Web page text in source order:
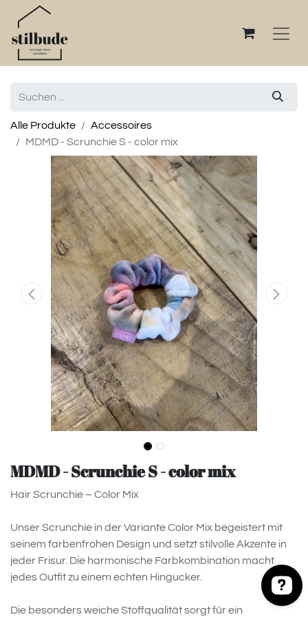
Alle Produkte
Accessoires
MDMD - Scrunchie S - color mix
MDMD - Scrunchie S - color mix
Hair Scrunchie – Color Mix
Unser Scrunchie in der Variante Color Mix begeistert mit
seinem farbenfrohen Design und setzt stilvolle Akzente in
jeder Frisur. Die harmonische Farbkombination macht
jedes Outfit zu einem echten Hingucker.
Die besonders weiche Stoffqualität sorgt für ein